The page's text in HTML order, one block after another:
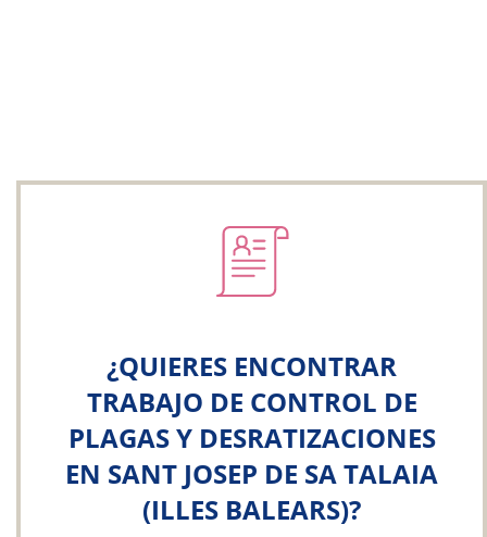
¿QUIERES ENCONTRAR
TRABAJO DE CONTROL DE
PLAGAS Y DESRATIZACIONES
EN SANT JOSEP DE SA TALAIA
(ILLES BALEARS)?